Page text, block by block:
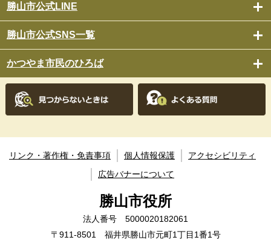
勝山市公式LINE
勝山市公式SNS一覧
かつやま市民のひろば
リンク・著作権・免責事項 個人情報保護
アクセシビリティ
広告バナーについて
勝山市役所
法人番号 5000020182061
〒911-8501 福井県勝山市元町1丁目1番1号